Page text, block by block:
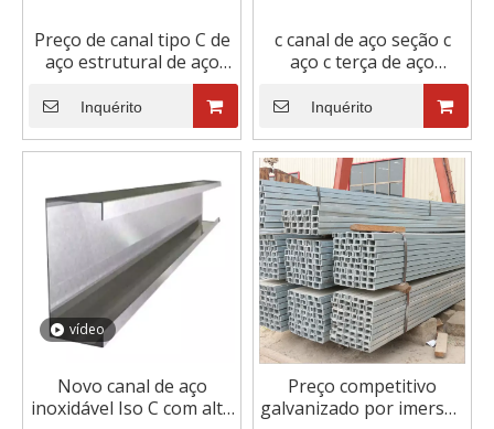
Preço de canal tipo C de
aço estrutural de aço
inoxidável galvanizado
direto da fábrica 1
Inquérito
c canal de aço seção c
aço c terça de aço
Inquérito
vídeo
Novo canal de aço
inoxidável Iso C com alta
Preço competitivo
galvanizado por imersão